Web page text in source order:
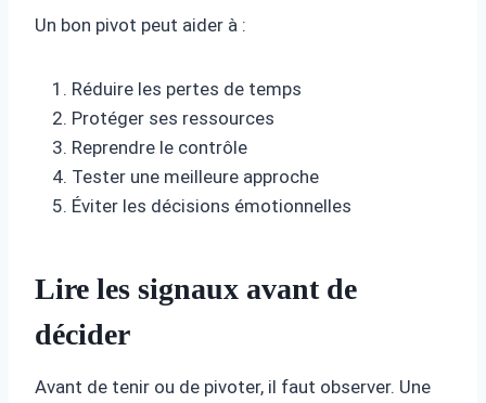
Un bon pivot peut aider à :
Réduire les pertes de temps
Protéger ses ressources
Reprendre le contrôle
Tester une meilleure approche
Éviter les décisions émotionnelles
Lire les signaux avant de
décider
Avant de tenir ou de pivoter, il faut observer. Une